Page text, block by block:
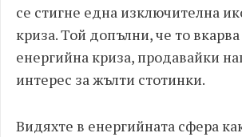
се стигне една изключителна
криза. Той допълни, че то вкарва
енергийна криза, продавайки
интерес за жълти стотинки.
Видяхте в енергийната сфера